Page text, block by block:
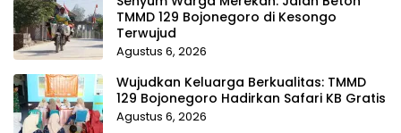
TMMD 129 Bojonegoro di Kesongo
Terwujud
Agustus 6, 2026
Wujudkan Keluarga Berkualitas: TMMD
129 Bojonegoro Hadirkan Safari KB Gratis
Agustus 6, 2026